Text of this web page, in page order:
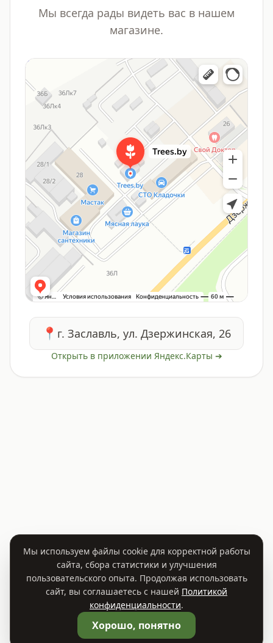
Мы всегда рады видеть вас в нашем
магазине.
📍 г. Заславль, ул. Дзержинская, 26
Открыть в приложении Яндекс.Карты ➔
Мы используем файлы cookie для корректной работы
сайта, сбора статистики и улучшения
пользовательского опыта. Продолжая использовать
сайт, вы соглашаетесь с нашей Политикой
конфиденциальности.
Хорошо, понятно
🛒Корзина